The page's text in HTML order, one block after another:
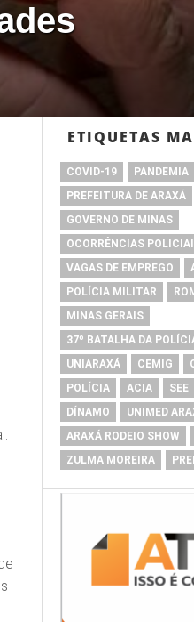
ETIQUETAS
COVID-19 PANDEMIA
PREFEITURA DE ARAXÁ
GOVERNO DE MINAS
OCORRÊNCIAS
VAGAS DE EMPREGO
POLÍCIA MILITAR
MINAS GERAIS
37º BATALHA DA
UNIARAXÁ
CEMIG
POLÍCIA
ACIA SEE
DÍNAMO
UNIMED
ARAXÁ RODEIO SHOW
ZULMA MOREIRA